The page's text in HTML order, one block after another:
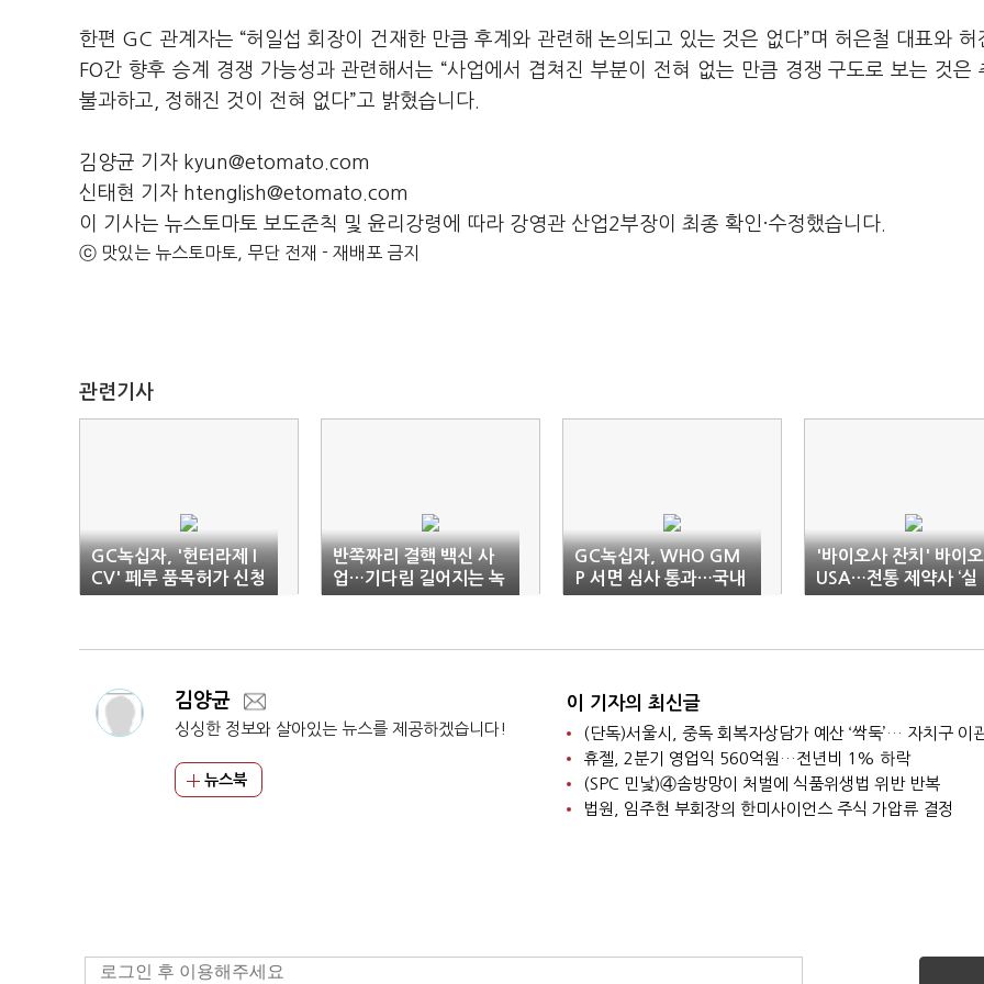
한편 GC 관계자는 “허일섭 회장이 건재한 만큼 후계와 관련해 논의되고 있는 것은 없다”며 허은철 대표와 허
FO간 향후 승계 경쟁 가능성과 관련해서는 “사업에서 겹쳐진 부분이 전혀 없는 만큼 경쟁 구도로 보는 것은
불과하고, 정해진 것이 전혀 없다”고 밝혔습니다.
김양균 기자 kyun@etomato.com
신태현 기자 htenglish@etomato.com
이 기사는 뉴스토마토 보도준칙 및 윤리강령에 따라 강영관 산업2부장이 최종 확인·수정했습니다.
ⓒ 맛있는 뉴스토마토, 무단 전재 - 재배포 금지
관련기사
GC녹십자, '헌터라제 I
CV' 페루 품목허가 신청
반쪽짜리 결핵 백신 사
업…기다림 길어지는 녹
십자
GC녹십자, WHO GM
P 서면 심사 통과…국내
첫 사례
'바이오사 잔치' 바이오
USA…전통 제약사 ‘실
속 없는 계륵’
김양균
싱싱한 정보와 살아있는 뉴스를 제공하겠습니다!
뉴스북
이 기자의 최신글
휴젤, 2분기 영업익 560억원…전년비 1% 하락
(SPC 민낯)④솜방망이 처벌에 식품위생법 위반 반복
법원, 임주현 부회장의 한미사이언스 주식 가압류 결정